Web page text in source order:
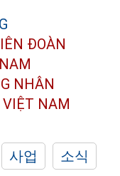
ĐOÀN
NHÂN
VIỆT NAM
사업
소식